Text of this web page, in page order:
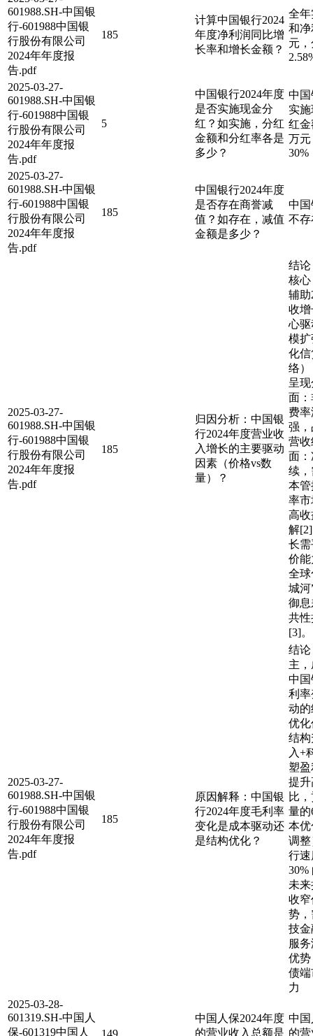
601988.SH-中国银
行-601988中国银
行股份有限公司
2024年年度报
告.pdf
185
计算中国银行2024
年度净利润同比增
长率和增长金额？
全
和净
元
2025-03-27-
601988.SH-中国银
行-601988中国银
行股份有限公司
2024年年度报
告.pdf
5
中国银行2024年度
是否实施现金分
红？如实施，分红
金额和分红率各是
多少？
中国
实
红金
万
30%
2025-03-27-
601988.SH-中国银
行-601988中国银
行股份有限公司
2024年年度报
告.pdf
185
中国银行2024年度
是否存在商誉减
值？如存在，减值
金额是多少？
中国
不
2025-03-27-
601988.SH-中国银
行-601988中国银
行股份有限公司
2024年年度报
告.pdf
185
归因分析：中国银
行2024年度营业收
入增长的主要驱动
因素（价格vs数
量）？
结
核
辅助
收增
心
模
化
络
呈
面
费
强
营
面
续
本
率
高
解
长
价
全球
城河
御
共
[3]。
2025-03-27-
601988.SH-中国银
行-601988中国银
行股份有限公司
2024年年度报
告.pdf
185
原因解释：中国银
行2024年度毛利率
变化是成本驱动还
是结构优化？
结
主
中国
利
动
优
结
入+
塑
提
比
量的
本
调
行
30%
未
收
势
技
服
优
债
力
2025-03-28-
601319.SH-中国人
保-601319中国人
中国人保2024年度
的营业收入总额是
中国
的